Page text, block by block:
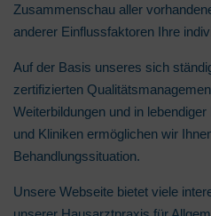
Zusammenschau aller
anderer Einflussfaktoren Ihre
Auf der Basis unseres sich
zertifizierten
Weiterbildungen und in
und Kliniken ermöglichen wir
Behandlungssituation.
Unsere Webseite bietet viele